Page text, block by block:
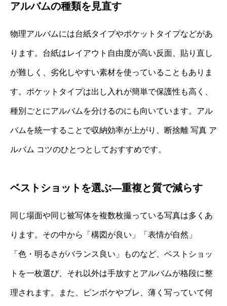
アルバムの種類を見直す
物理アルバムには台紙タイプやポケットタイプなどがあ
ります。台紙はレイアウト自由度が高い反面、貼り直し
が難しく、劣化しやすい素材を使っていることもありま
す。ポケットタイプは出し入れが簡単で保護性も高く、
種別ごとにアルバムを分けるのにも向いています。アル
バムを統一することで収納効率が上がり、断捨離 写真 ア
ルバム コツのひとつとしておすすめです。
ベストショットを選ぶ—重複と質で減らす
同じ場面や同じ被写体を複数枚撮っている写真は多くあ
ります。その中から「構図が良い」「表情が自然」
「色・明るさがバランス良い」ものなど、ベストショッ
トを一枚選び、それ以外は手放すとアルバムが格段に整
理されます。また、ピンボケやブレ、薄く写っていて何